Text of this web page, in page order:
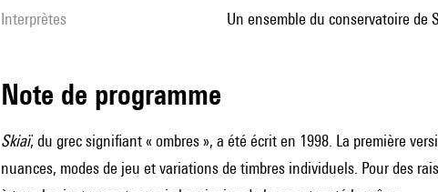
interprètes un ensemble du conservatoire de
Note de programme
Skiaï, du grec signifiant « ombres », a été écrit en 1998. La première
nuances, modes de jeu et variations de timbres individuels. Pour des